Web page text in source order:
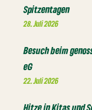
Spitzentagen
28. Juli 2026
Besuch beim
eG
22. Juli 2026
Hitze in Kitas und